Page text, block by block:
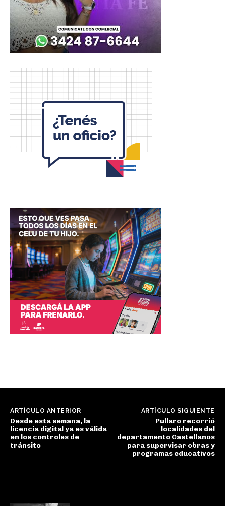
ARTÍCULO ANTERIOR
Desde esta semana, la
licencia digital ya es válida
en los controles de
tránsito
ARTÍCULO SIGUIENTE
Pullaro recorrió
localidades del
departamento Castellanos
para supervisar obras y
programas educativos